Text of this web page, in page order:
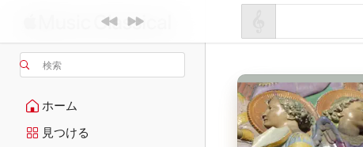
検索
ホーム
見つける